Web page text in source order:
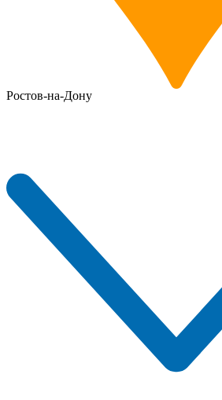
Ростов-на-Дону